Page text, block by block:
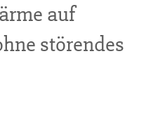
auf
störendes